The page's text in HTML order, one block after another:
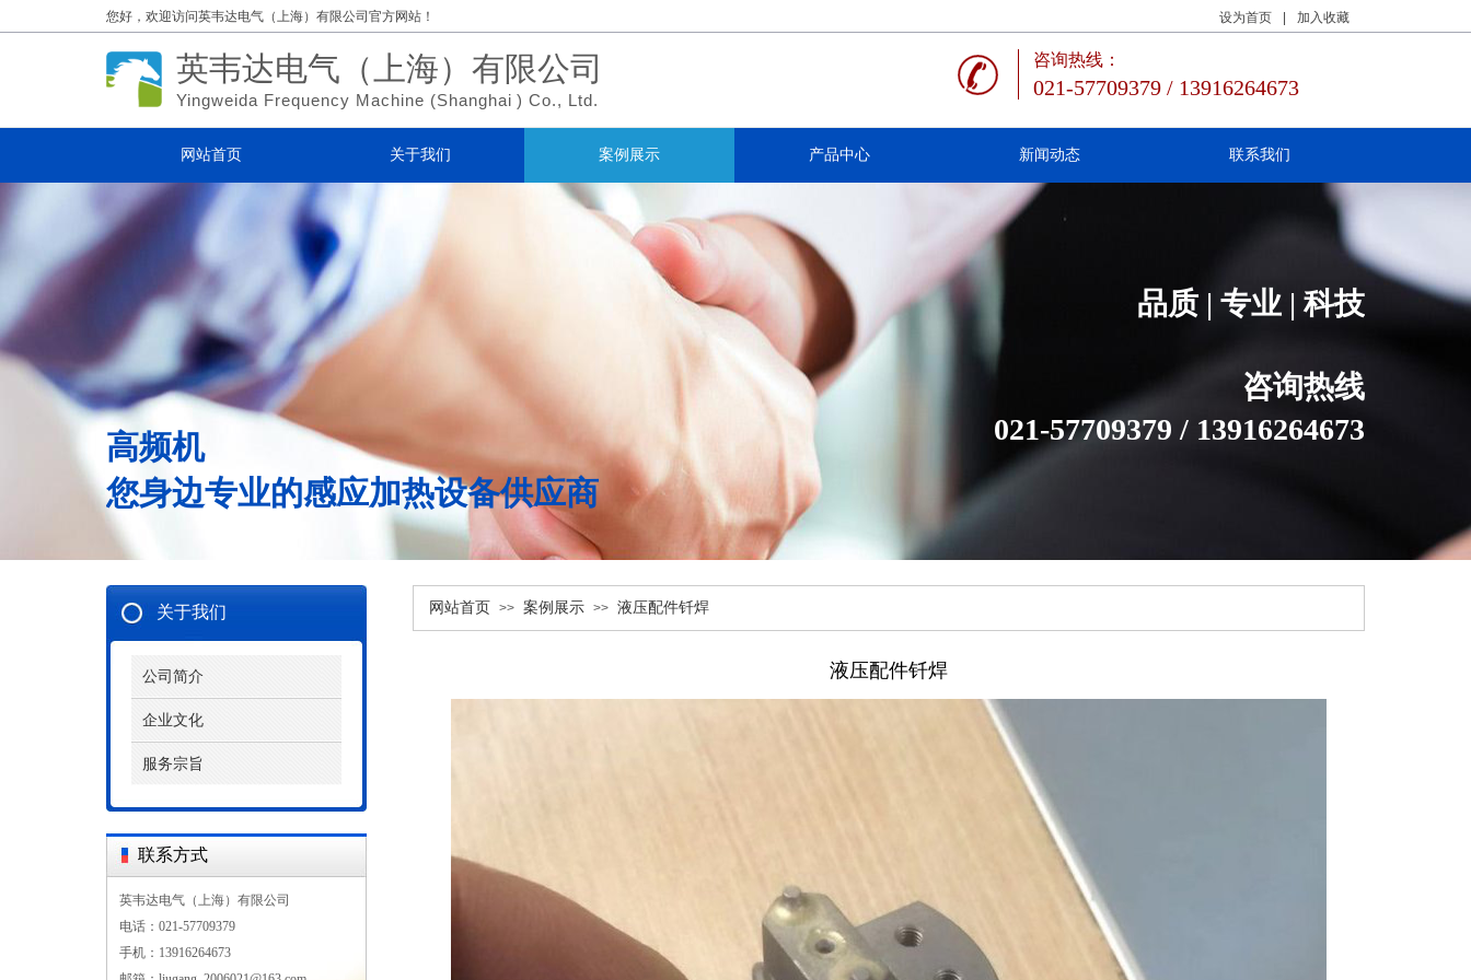
设为首页 加入收藏
网站首页 关于我们 案例展示 产品中心 新闻动态 联系我们
您好，欢迎访问英韦达电气（上海）有限公司官方网站！
咨询热线：
021-57709379 / 13916264673
英韦达电气（上海）有限公司
Yingweida Frequency Machine (Shanghai ) Co., Ltd.
品质 | 专业 | 科技
高频机
您身边专业的感应加热设备供应商
咨询热线
021-57709379 / 13916264673
网站首页 >> 案例展示 >> 液压配件钎焊
关于我们
公司简介
企业文化
服务宗旨
液压配件钎焊
联系方式
英韦达电气（上海）有限公司
电话：021-57709379
手机：13916264673